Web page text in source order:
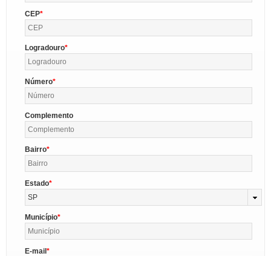
CEP
Logradouro
Número
Complemento
Bairro
Estado
SP
Município
E-mail